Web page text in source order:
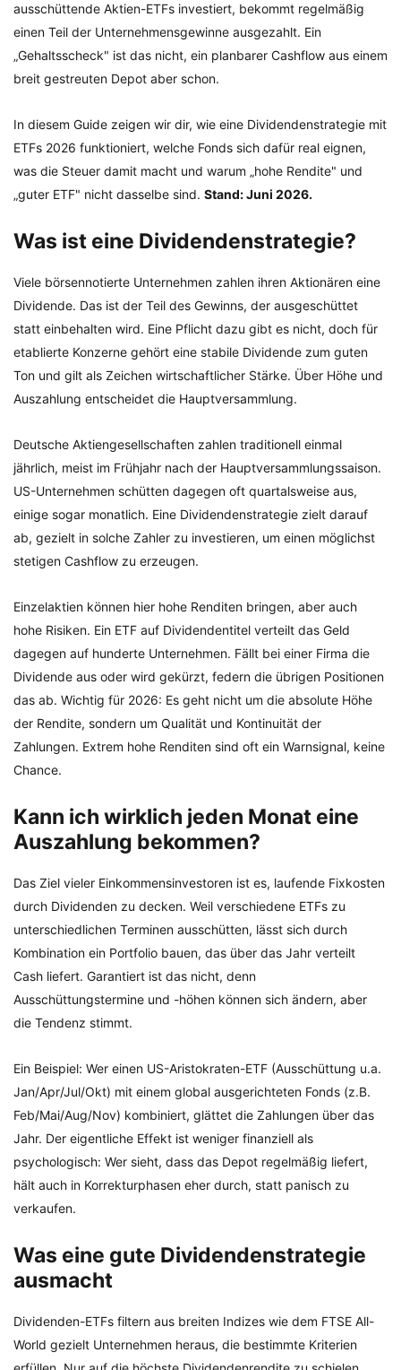
ausschüttende Aktien-ETFs investiert, bekommt regelmäßig
einen Teil der Unternehmensgewinne ausgezahlt. Ein
„Gehaltsscheck" ist das nicht, ein planbarer Cashflow aus einem
breit gestreuten Depot aber schon.
In diesem Guide zeigen wir dir, wie eine Dividendenstrategie mit
ETFs 2026 funktioniert, welche Fonds sich dafür real eignen,
was die Steuer damit macht und warum „hohe Rendite" und
„guter ETF" nicht dasselbe sind. Stand: Juni 2026.
Was ist eine Dividendenstrategie?
Viele börsennotierte Unternehmen zahlen ihren Aktionären eine
Dividende. Das ist der Teil des Gewinns, der ausgeschüttet
statt einbehalten wird. Eine Pflicht dazu gibt es nicht, doch für
etablierte Konzerne gehört eine stabile Dividende zum guten
Ton und gilt als Zeichen wirtschaftlicher Stärke. Über Höhe und
Auszahlung entscheidet die Hauptversammlung.
Deutsche Aktiengesellschaften zahlen traditionell einmal
jährlich, meist im Frühjahr nach der Hauptversammlungssaison.
US-Unternehmen schütten dagegen oft quartalsweise aus,
einige sogar monatlich. Eine Dividendenstrategie zielt darauf
ab, gezielt in solche Zahler zu investieren, um einen möglichst
stetigen Cashflow zu erzeugen.
Einzelaktien können hier hohe Renditen bringen, aber auch
hohe Risiken. Ein ETF auf Dividendentitel verteilt das Geld
dagegen auf hunderte Unternehmen. Fällt bei einer Firma die
Dividende aus oder wird gekürzt, federn die übrigen Positionen
das ab. Wichtig für 2026: Es geht nicht um die absolute Höhe
der Rendite, sondern um Qualität und Kontinuität der
Zahlungen. Extrem hohe Renditen sind oft ein Warnsignal, keine
Chance.
Kann ich wirklich jeden Monat eine
Auszahlung bekommen?
Das Ziel vieler Einkommensinvestoren ist es, laufende Fixkosten
durch Dividenden zu decken. Weil verschiedene ETFs zu
unterschiedlichen Terminen ausschütten, lässt sich durch
Kombination ein Portfolio bauen, das über das Jahr verteilt
Cash liefert. Garantiert ist das nicht, denn
Ausschüttungstermine und -höhen können sich ändern, aber
die Tendenz stimmt.
Ein Beispiel: Wer einen US-Aristokraten-ETF (Ausschüttung u.a.
Jan/Apr/Jul/Okt) mit einem global ausgerichteten Fonds (z.B.
Feb/Mai/Aug/Nov) kombiniert, glättet die Zahlungen über das
Jahr. Der eigentliche Effekt ist weniger finanziell als
psychologisch: Wer sieht, dass das Depot regelmäßig liefert,
hält auch in Korrekturphasen eher durch, statt panisch zu
verkaufen.
Was eine gute Dividendenstrategie
ausmacht
Dividenden-ETFs filtern aus breiten Indizes wie dem FTSE All-
World gezielt Unternehmen heraus, die bestimmte Kriterien